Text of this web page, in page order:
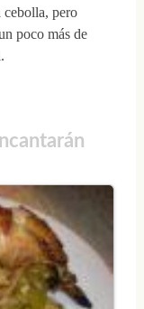
cebolla, pero
poco más de